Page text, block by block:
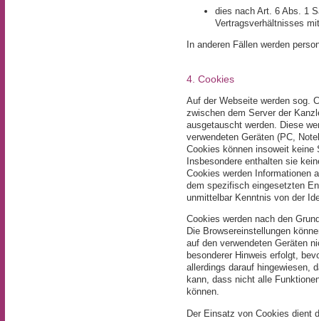
dies nach Art. 6 Abs. 1
Vertragsverhältnisses
In anderen Fällen werden
4. Cookies
Auf der Webseite werden sog.
zwischen dem Server der
ausgetauscht werden. Diese
verwendeten Geräten (PC,
Cookies können insoweit keine
Insbesondere enthalten sie
Cookies werden Informationen
dem spezifisch eingesetzten
unmittelbar Kenntnis von der
Cookies werden nach den
Die Browsereinstellungen
auf den verwendeten Geräten
besonderer Hinweis erfolgt,
allerdings darauf hingewiesen,
kann, dass nicht alle
können.
Der Einsatz von Cookies dient